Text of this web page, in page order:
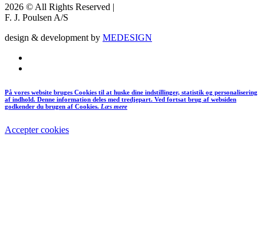
2026 © All Rights Reserved |
F. J. Poulsen A/S
design & development by MEDESIGN
På vores website bruges Cookies til at huske dine indstillinger, statistik og personalisering
af indhold. Denne information deles med tredjepart. Ved fortsat brug af websiden
godkender du brugen af Cookies. Læs mere
Accepter cookies